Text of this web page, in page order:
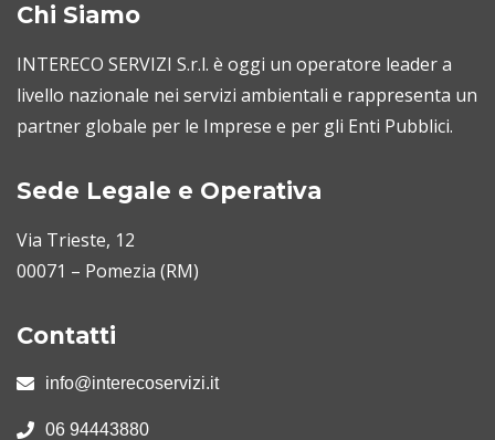
Chi Siamo
INTERECO SERVIZI S.r.l. è oggi un operatore leader a
livello nazionale nei servizi ambientali e rappresenta un
partner globale per le Imprese e per gli Enti Pubblici.
Sede Legale e Operativa
Via Trieste, 12
00071 – Pomezia (RM)
Contatti
info@interecoservizi.it
06 94443880